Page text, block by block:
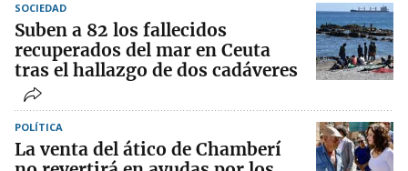
SOCIEDAD
Suben a 82 los fallecidos
recuperados del mar en Ceuta
tras el hallazgo de dos cadáveres
POLÍTICA
La venta del ático de Chamberí